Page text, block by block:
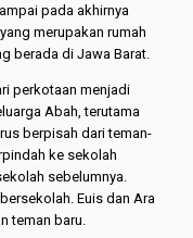
pada akhirnya
merupakan rumah
berada di Jawa Barat.
perkotaan menjadi
Abah, terutama
berpisah dari teman-
ke sekolah
sebelumnya.
Euis dan Ara
teman baru.